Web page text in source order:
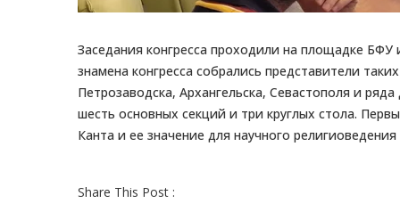
Заседания конгресса проходили на площадке БФУ
знамена конгресса собрались представители
Петрозаводска, Архангельска, Севастополя и
шесть основных секций и три круглых стола.
Канта и ее значение для научного
Share This Post :